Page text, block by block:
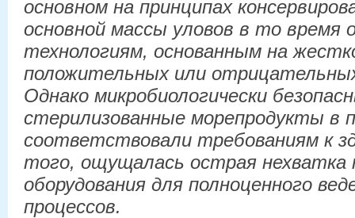
основном на принципах
основной массы уловов в то время
технологиям, основанным на
положительных или
Однако микробиологически
стерилизованные морепродукты в
соответствовали требованиям к
того, ощущалась острая нехватка
оборудования для полноценного
процессов.